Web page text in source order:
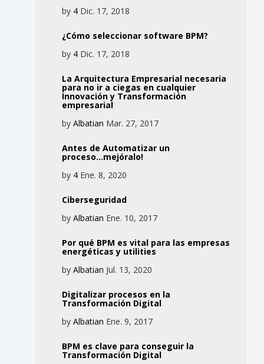
by 4 Dic. 17, 2018
¿Cómo seleccionar software BPM?
by 4 Dic. 17, 2018
La Arquitectura Empresarial necesaria
para no ir a ciegas en cualquier
Innovación y Transformación
empresarial
by Albatian Mar. 27, 2017
Antes de Automatizar un
proceso...mejóralo!
by 4 Ene. 8, 2020
Ciberseguridad
by Albatian Ene. 10, 2017
Por qué BPM es vital para las empresas
energéticas y utilities
by Albatian Jul. 13, 2020
Digitalizar procesos en la
Transformación Digital
by Albatian Ene. 9, 2017
BPM es clave para conseguir la
Transformación Digital